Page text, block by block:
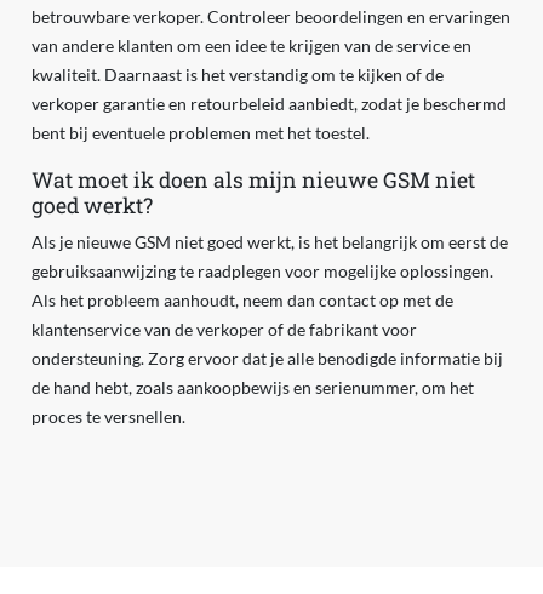
betrouwbare verkoper. Controleer beoordelingen en ervaringen
van andere klanten om een idee te krijgen van de service en
kwaliteit. Daarnaast is het verstandig om te kijken of de
verkoper garantie en retourbeleid aanbiedt, zodat je beschermd
bent bij eventuele problemen met het toestel.
Wat moet ik doen als mijn nieuwe GSM niet
goed werkt?
Als je nieuwe GSM niet goed werkt, is het belangrijk om eerst de
gebruiksaanwijzing te raadplegen voor mogelijke oplossingen.
Als het probleem aanhoudt, neem dan contact op met de
klantenservice van de verkoper of de fabrikant voor
ondersteuning. Zorg ervoor dat je alle benodigde informatie bij
de hand hebt, zoals aankoopbewijs en serienummer, om het
proces te versnellen.